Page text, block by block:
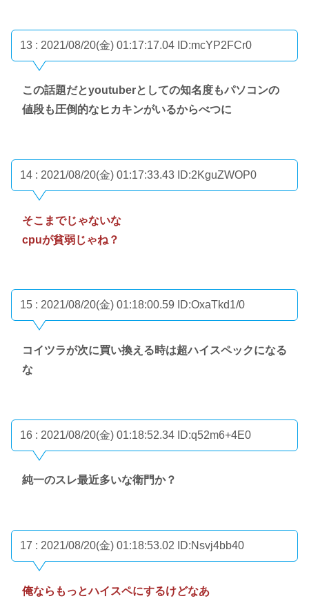
13 : 2021/08/20(金) 01:17:17.04 ID:mcYP2FCr0
この話題だとyoutuberとしての知名度もパソコンの
値段も圧倒的なヒカキンがいるからべつに
14 : 2021/08/20(金) 01:17:33.43 ID:2KguZWOP0
そこまでじゃないな
cpuが貧弱じゃね？
15 : 2021/08/20(金) 01:18:00.59 ID:OxaTkd1/0
コイツラが次に買い換える時は超ハイスペックになる
な
16 : 2021/08/20(金) 01:18:52.34 ID:q52m6+4E0
純一のスレ最近多いな衛門か？
17 : 2021/08/20(金) 01:18:53.02 ID:Nsvj4bb40
俺ならもっとハイスペにするけどなあ